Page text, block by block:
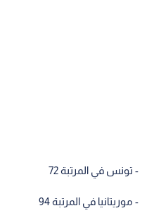
- تونس في المرتبة 72
- موريتانيا في المرتبة 94